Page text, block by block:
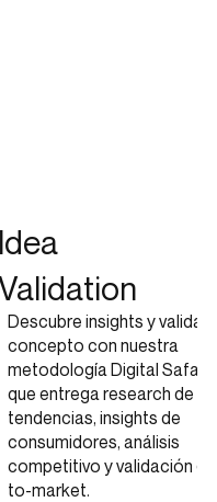
Idea
Descubre insights y valida
concepto con nuestra
metodología Digital Safari,
que entrega research de
tendencias, insights de
consumidores, análisis
competitivo y validación
to-market.